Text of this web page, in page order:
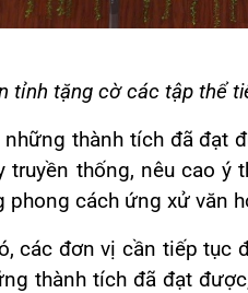
tỉnh tặng cờ các tập thể
thành tích đã đạt
truyền thống, nêu cao ý
phong cách ứng xử văn
đơn vị cần tiếp tục
thành tích đã đạt